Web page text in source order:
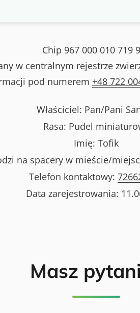
Chip 967 000 010 719
w centralnym rejestrze
pod numerem +48 722
Właściciel: Pan/Pani
Rasa: Pudel
Imię: Tofik
na spacery w mieście/
Telefon kontaktowy:
Data zarejestrowania:
Masz